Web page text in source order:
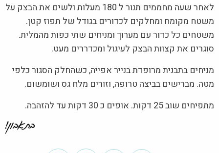
לאחר שעה מחממים תנור ל 180 מעלות ולשים את הבצק על
משטח מקומח ומחלקים לכדורים בגודל של תפוז קטן.
משטחים כל כדור עם מערוך ומניחים שתי כפות מהמלית.
סוגרים את קצוות הבצק לעיגול ומכדררים מעט.
מניחים בתבנית מרופדת בנייר אפייה, כשהחלק הסגור כלפי
מטה. מברישים בביצה טרופה, וזורים מלח גס ושומשום.
מתפיחים שוב 25 דקות. אופים כ 30 דקות עד להזהבה.